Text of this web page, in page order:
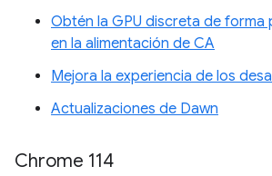
Obtén la GPU discreta de forma
en la alimentación de CA
Mejora la experiencia de los
Actualizaciones de Dawn
Chrome 114